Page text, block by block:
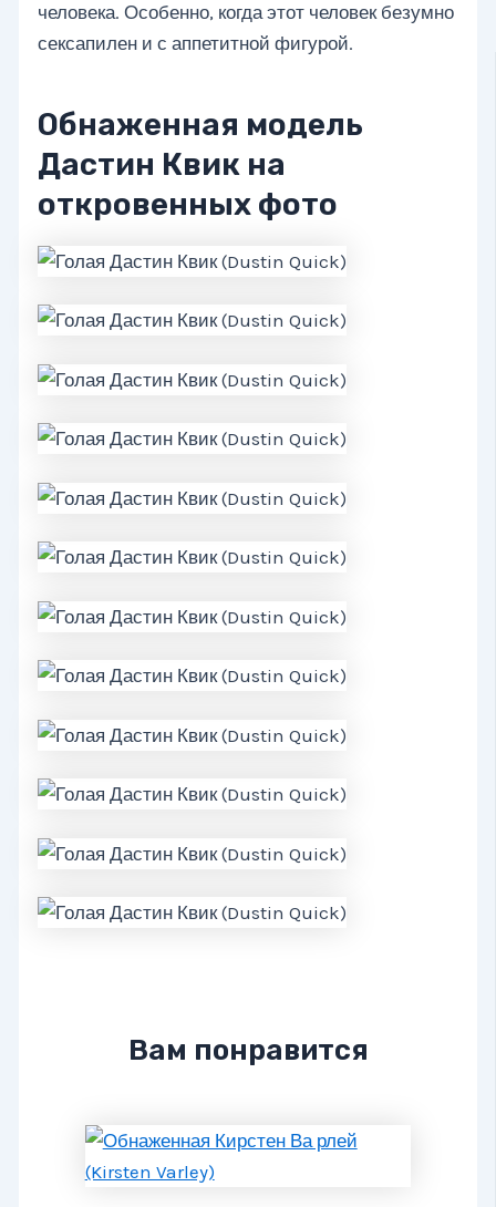
человека. Особенно, когда этот человек безумно
сексапилен и с аппетитной фигурой.
Обнаженная модель
Дастин Квик на
откровенных фото
Вам понравится